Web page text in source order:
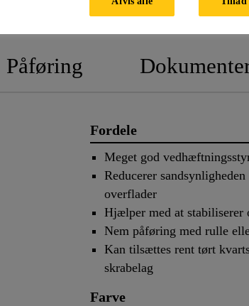
Påføring
Fordele
Meget god
Reducerer
overflader
Hjælper med at stabiliserer
Nem påføring med rulle
Kan tilsættes rent tørt
skrabelag
Farve